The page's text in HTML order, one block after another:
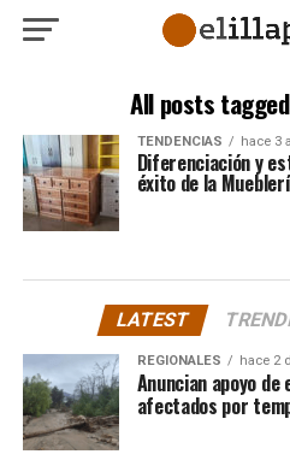
All posts
TENDENCIAS hace 3
Diferenciación y
éxito de la
LATEST
REGIONALES hace 2
Anuncian apoyo
afectados por